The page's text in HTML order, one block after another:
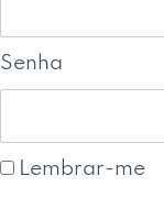
Senha
Lembrar-me